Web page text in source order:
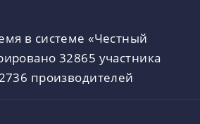
в системе «Честный
32865 участника
производителей